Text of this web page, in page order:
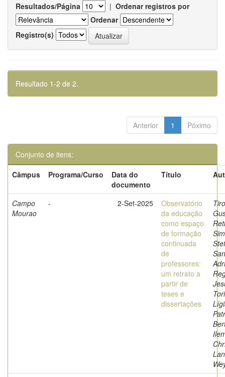
Resultados/Página | Ordenar registros por
Ordenar
Registro(s)
Resultado 1-2 de 2.
Anterior 1 Póximo
Conjunto de itens:
Câmpus
Programa/Curso
Data do
documento
Título
Campo
Mourao
- 2-Set-2025
Observatório
da educação
como espaço
de formação
continuada
de
professores:
um retrato a
partir de
teses e
dissertações